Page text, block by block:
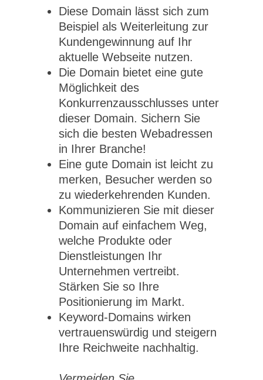
Diese Domain lässt sich zum
Beispiel als Weiterleitung zur
Kundengewinnung auf Ihr
aktuelle Webseite nutzen.
Die Domain bietet eine gute
Möglichkeit des
Konkurrenzausschlusses unter
dieser Domain. Sichern Sie
sich die besten Webadressen
in Ihrer Branche!
Eine gute Domain ist leicht zu
merken, Besucher werden so
zu wiederkehrenden Kunden.
Kommunizieren Sie mit dieser
Domain auf einfachem Weg,
welche Produkte oder
Dienstleistungen Ihr
Unternehmen vertreibt.
Stärken Sie so Ihre
Positionierung im Markt.
Keyword-Domains wirken
vertrauenswürdig und steigern
Ihre Reichweite nachhaltig.